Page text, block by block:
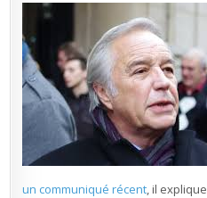
un communiqué récent, il explique